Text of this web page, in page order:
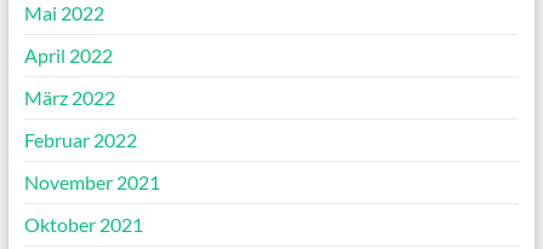
Mai 2022
April 2022
März 2022
Februar 2022
November 2021
Oktober 2021